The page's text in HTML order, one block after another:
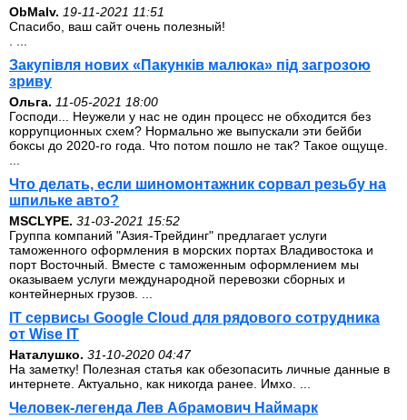
ОbMalv. 19-11-2021 11:51
Спасибо, ваш сайт очень полезный!
Закупівля нових «Пакунків малюка» під загрозою
зриву
Ольга. 11-05-2021 18:00
Господи... Неужели у нас не один процесс не обходится без
коррупционных схем? Нормально же выпускали эти бейби
боксы до 2020-го года. Что потом пошло не так? Такое ощуще.
Что делать, если шиномонтажник сорвал резьбу на
шпильке авто?
MSCLYPE. 31-03-2021 15:52
Группа компаний "Азия-Трейдинг" предлагает услуги
таможенного оформления в морских портах Владивостока и
порт Восточный. Вместе с таможенным оформлением мы
оказываем услуги международной перевозки сборных и
контейнерных грузов. ...
IT сервисы Google Cloud для рядового сотрудника
от Wise IT
Наталушко. 31-10-2020 04:47
На заметку! Полезная статья как обезопасить личные данные в
интернете. Актуально, как никогда ранее. Имхо. ...
Человек-легенда Лев Абрамович Наймарк